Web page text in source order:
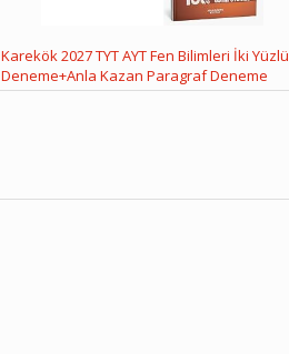
Karekök 2027 TYT AYT Fen Bilimleri İki Yüzlü
Deneme+Anla Kazan Paragraf Deneme